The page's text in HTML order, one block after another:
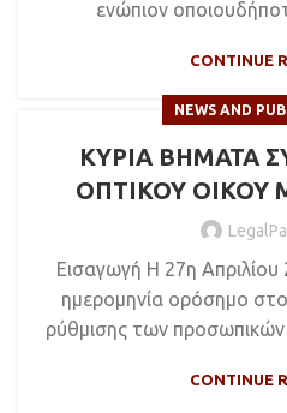
εvώπιov
CONTINUE
NEWS AND
ΚΥΡΙΑ ΒΗΜΑΤΑ
ΟΠΤΙΚΟΥ ΟΙΚΟΥ
Εισαγωγή Η 27η
ημερομηνία ορόσημο
ρύθμισης των
CONTINUE